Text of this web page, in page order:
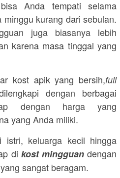
Anda tempati selama
kurang dari sebulan.
juga biasanya lebih
karena masa tinggal yang
kost apik yang bersih,full
dengan berbagai
dengan harga yang
yang Anda miliki.
istri, keluarga kecil hingga
di kost mingguandengan
sangat beragam.